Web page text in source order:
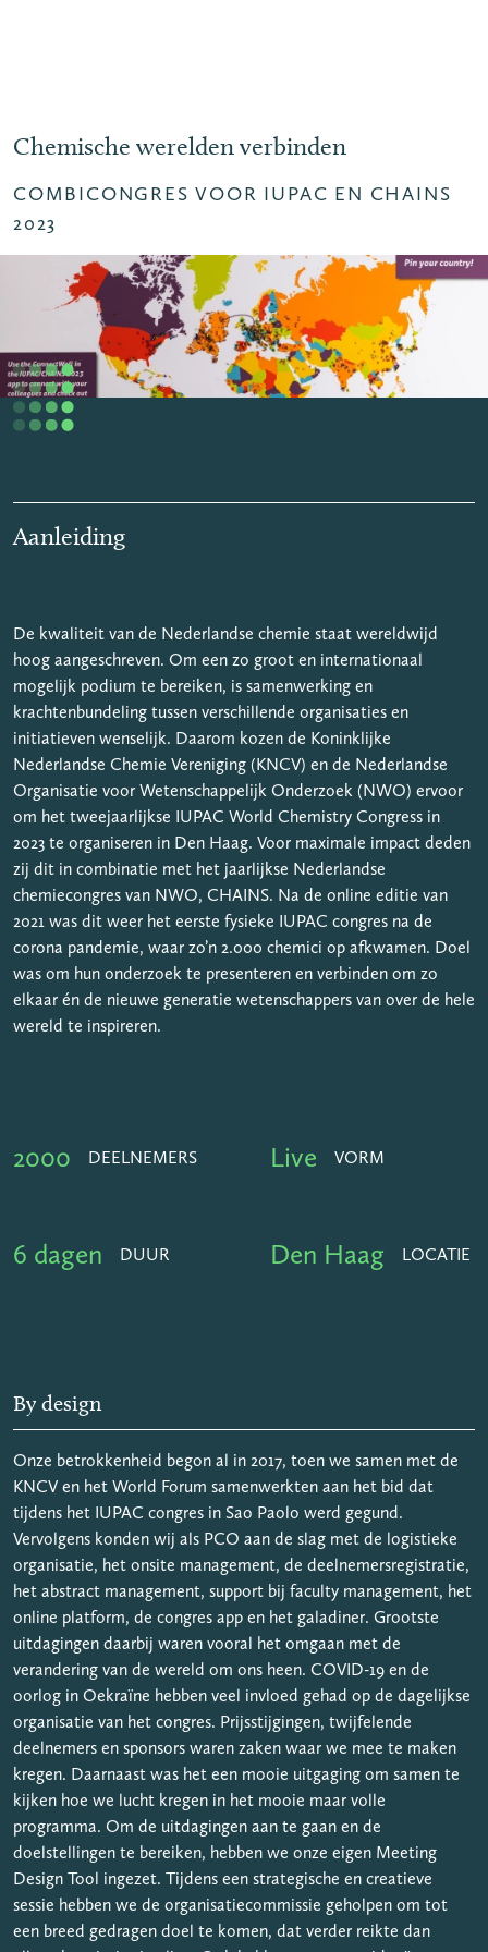
Chemische werelden verbinden
COMBICONGRES VOOR IUPAC EN CHAINS
2023
Aanleiding
De kwaliteit van de Nederlandse chemie staat wereldwijd
hoog aangeschreven. Om een zo groot en internationaal
mogelijk podium te bereiken, is samenwerking en
krachtenbundeling tussen verschillende organisaties en
initiatieven wenselijk. Daarom kozen de Koninklijke
Nederlandse Chemie Vereniging (KNCV) en de Nederlandse
Organisatie voor Wetenschappelijk Onderzoek (NWO) ervoor
om het tweejaarlijkse IUPAC World Chemistry Congress in
2023 te organiseren in Den Haag. Voor maximale impact deden
zij dit in combinatie met het jaarlijkse Nederlandse
chemiecongres van NWO, CHAINS. Na de online editie van
2021 was dit weer het eerste fysieke IUPAC congres na de
corona pandemie, waar zo’n 2.000 chemici op afkwamen. Doel
was om hun onderzoek te presenteren en verbinden om zo
elkaar én de nieuwe generatie wetenschappers van over de hele
wereld te inspireren.
2000 DEELNEMERS Live VORM
6 dagen DUUR Den Haag LOCATIE
By design
Onze betrokkenheid begon al in 2017, toen we samen met de
KNCV en het World Forum samenwerkten aan het bid dat
tijdens het IUPAC congres in Sao Paolo werd gegund.
Vervolgens konden wij als PCO aan de slag met de logistieke
organisatie, het onsite management, de deelnemersregistratie,
het abstract management, support bij faculty management, het
online platform, de congres app en het galadiner. Grootste
uitdagingen daarbij waren vooral het omgaan met de
verandering van de wereld om ons heen. COVID-19 en de
oorlog in Oekraïne hebben veel invloed gehad op de dagelijkse
organisatie van het congres. Prijsstijgingen, twijfelende
deelnemers en sponsors waren zaken waar we mee te maken
kregen. Daarnaast was het een mooie uitgaging om samen te
kijken hoe we lucht kregen in het mooie maar volle
programma. Om de uitdagingen aan te gaan en de
doelstellingen te bereiken, hebben we onze eigen Meeting
Design Tool ingezet. Tijdens een strategische en creatieve
sessie hebben we de organisatiecommissie geholpen om tot
een breed gedragen doel te komen, dat verder reikte dan